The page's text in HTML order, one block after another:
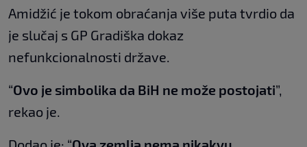
Amidžić je tokom obraćanja više puta tvrdio da
je slučaj s GP Gradiška dokaz
nefunkcionalnosti države.
“Ovo je simbolika da BiH ne može postojati”,
rekao je.